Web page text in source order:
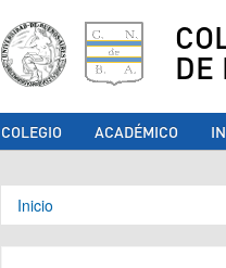
DE
COLEGIO ACADÉMICO
Se encuentra
Inicio